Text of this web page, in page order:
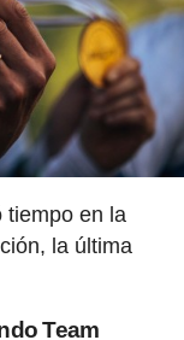
tiempo en la
la última
Team